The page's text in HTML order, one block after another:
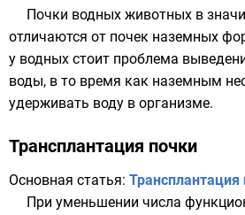
Почки водных животных в
отличаются от почек наземных
у водных стоит проблема
воды, в то время как наземным
удерживать воду в организме.
Трансплантация почки
Основная статья: Трансплантация
При уменьшении числа